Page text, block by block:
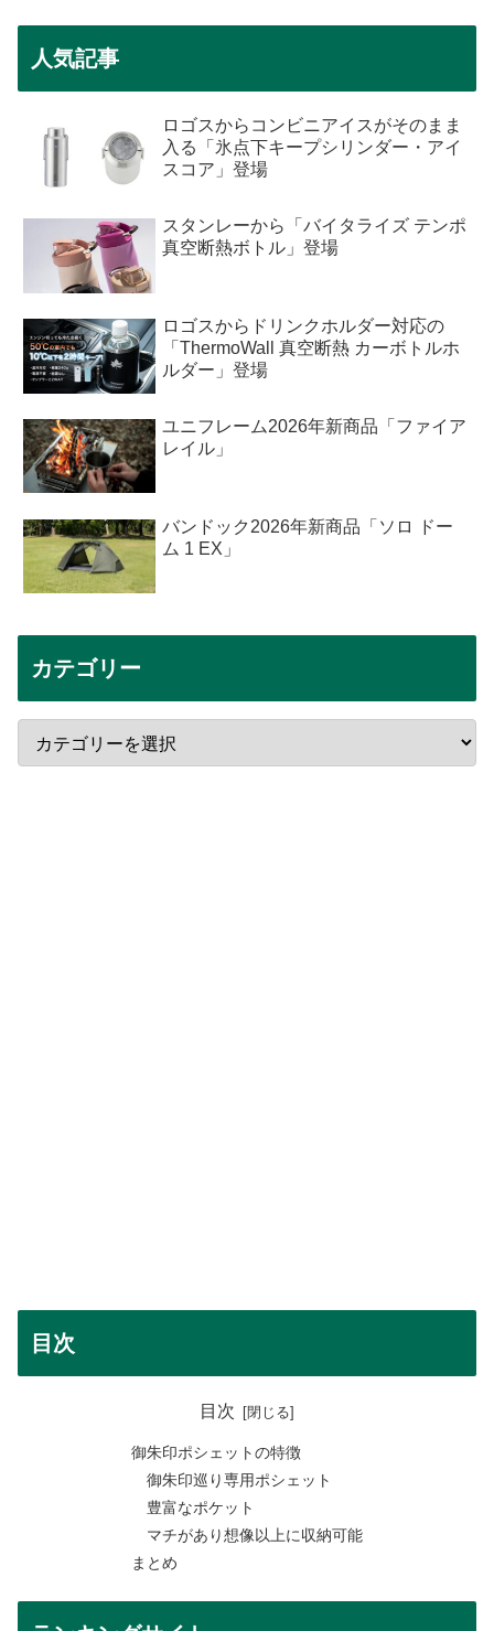
人気記事
ロゴスからコンビニアイスがそのまま
入る「氷点下キープシリンダー・アイ
スコア」登場
スタンレーから「バイタライズ テンポ
真空断熱ボトル」登場
ロゴスからドリンクホルダー対応の
「ThermoWall 真空断熱 カーボトルホ
ルダー」登場
ユニフレーム2026年新商品「ファイア
レイル」
バンドック2026年新商品「ソロ ドー
ム 1 EX」
カテゴリー
目次
目次
御朱印ポシェットの特徴
御朱印巡り専用ポシェット
豊富なポケット
マチがあり想像以上に収納可能
まとめ